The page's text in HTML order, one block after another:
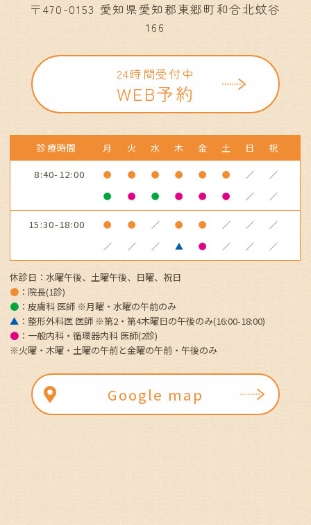
〒470-0153 愛知県愛知郡東郷町和合北蚊谷
166
24時間受付中
WEB予約
診療時間 月 火 水 木 金 土 日
祝
8:40-12:00
● ● ● ● ● ● ／
／
●
● ● ● ● ● ／ ／
15:30-18:00 ● ● ／ ● ● ／ ／
／
／
／ ／ ▲ ● ／ ／ ／
休診日：水曜午後、土曜午後、日曜、祝日
● ：院長(1診)
● ：皮膚科 医師 ※月曜・水曜の午前のみ
▲ ：整形外科医 医師 ※第2・第4木曜日の午後のみ(16:00-18:00)
● ：一般内科・循環器内科 医師(2診)
※火曜・木曜・土曜の午前と金曜の午前・午後のみ
Google map